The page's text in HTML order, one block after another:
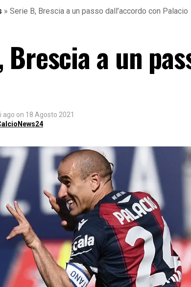
» Serie B, Brescia a un passo dall’accordo con Palacio
Brescia a un
ago on 18 Agosto 2021